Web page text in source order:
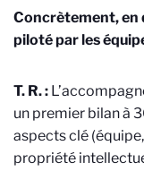
Concrètement, en
piloté par les
T. R. :
un premier bilan à
aspects clé
propriété